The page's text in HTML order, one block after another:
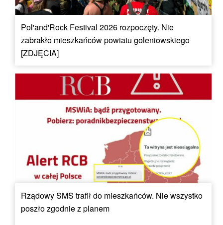
Pol'and'Rock Festival 2026 rozpoczęty. Nie
zabrakło mieszkańców powiatu goleniowskiego
[ZDJĘCIA]
Rządowy SMS trafił do mieszkańców. Nie wszystko
poszło zgodnie z planem